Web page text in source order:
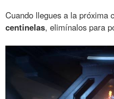
Cuando llegues a la próxima
centinelas, elimínalos para